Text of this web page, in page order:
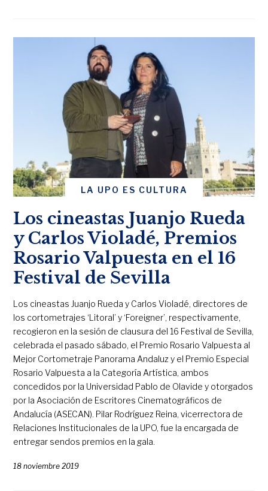
LA UPO ES CULTURA
Los cineastas Juanjo Rueda
y Carlos Violadé, Premios
Rosario Valpuesta en el 16
Festival de Sevilla
Los cineastas Juanjo Rueda y Carlos Violadé, directores de
los cortometrajes ‘Litoral’ y ‘Foreigner’, respectivamente,
recogieron en la sesión de clausura del 16 Festival de Sevilla,
celebrada el pasado sábado, el Premio Rosario Valpuesta al
Mejor Cortometraje Panorama Andaluz y el Premio Especial
Rosario Valpuesta a la Categoría Artística, ambos
concedidos por la Universidad Pablo de Olavide y otorgados
por la Asociación de Escritores Cinematográficos de
Andalucía (ASECAN). Pilar Rodríguez Reina, vicerrectora de
Relaciones Institucionales de la UPO, fue la encargada de
entregar sendos premios en la gala.
18 noviembre 2019